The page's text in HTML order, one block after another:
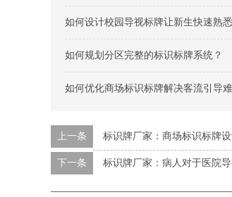
如何设计校园导视标牌让新生快速熟
如何规划分区完整的标识标牌系统？
如何优化商场标识标牌解决客流引导
上一条 标识牌厂家：商场标识标牌
下一条 标识牌厂家：病人对于医院